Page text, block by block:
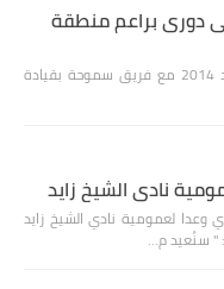
دورى براعم منطقة
كتب -مسعد مجاهد تعادل فريق الزمالك مواليد 2014 مع فريق سموحة بقيادة
نادي الشيخ زايد
وعدا لعمومية نادي الشيخ زايد
" سنُعيد م…